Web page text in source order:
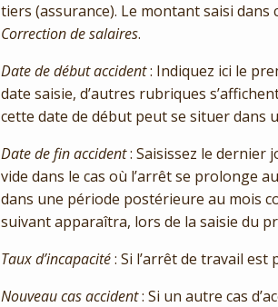
tiers (assurance). Le montant saisi
Correction de salaires.
Date de début accident: Indiquez ici le
date saisie, d’autres rubriques
cette date de début peut se situer dans
Date de fin accident: Saisissez le dernier
vide dans le cas où l’arrêt se prolonge
dans une période postérieure au mois
suivant apparaîtra, lors de la saisie du
Taux d’incapacité: Si l’arrêt de travail
Nouveau cas accident: Si un autre cas